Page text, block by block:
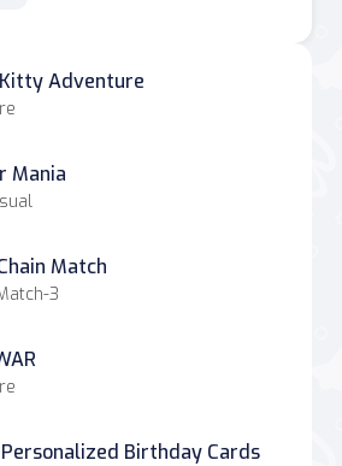
Adventure
Mania
Match
3
Birthday Cards